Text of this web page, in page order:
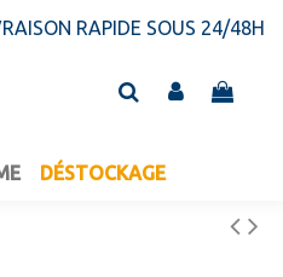
RAPIDE SOUS 24/48H
DÉSTOCKAGE